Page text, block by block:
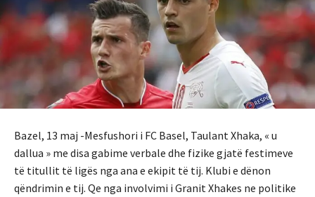
Bazel, 13 maj -Mesfushori i FC Basel, Taulant Xhaka, « u
dallua » me disa gabime verbale dhe fizike gjatë festimeve
të titullit të ligës nga ana e ekipit të tij. Klubi e dënon
qëndrimin e tij. Qe nga involvimi i Granit Xhakes ne politike